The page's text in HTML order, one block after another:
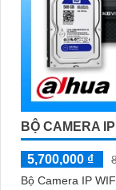
BỘ CAMERA
5,700,000 ₫
Bộ Camera IP